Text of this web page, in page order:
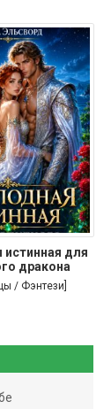
истинная для
дракона
/ Фэнтези]